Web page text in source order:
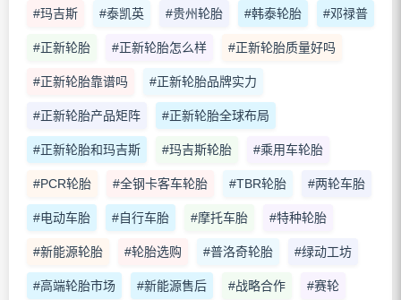
#玛吉斯 #泰凯英 #贵州轮胎 #韩泰轮胎 #邓禄普
#正新轮胎 #正新轮胎怎么样 #正新轮胎质量好吗
#正新轮胎靠谱吗 #正新轮胎品牌实力
#正新轮胎产品矩阵 #正新轮胎全球布局
#正新轮胎和玛吉斯 #玛吉斯轮胎 #乘用车轮胎
#PCR轮胎 #全钢卡客车轮胎 #TBR轮胎 #两轮车胎
#电动车胎 #自行车胎 #摩托车胎 #特种轮胎
#新能源轮胎 #轮胎选购 #普洛奇轮胎 #绿动工坊
#高端轮胎市场 #新能源售后 #战略合作 #赛轮